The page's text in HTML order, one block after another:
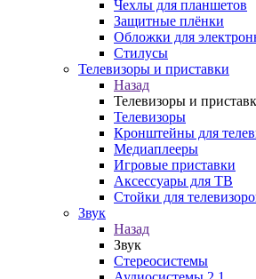
Чехлы для планшетов
Защитные плёнки
Обложки для
Стилусы
Телевизоры и приставки
Назад
Телевизоры и
Телевизоры
Кронштейны для
Медиаплееры
Игровые приставки
Аксессуары для ТВ
Стойки для
Звук
Назад
Звук
Стереосистемы